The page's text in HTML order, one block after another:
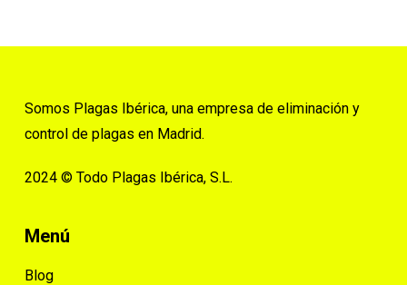
Somos Plagas Ibérica, una empresa de eliminación y
control de plagas en Madrid.
2024 © Todo Plagas Ibérica, S.L.
Menú
Blog